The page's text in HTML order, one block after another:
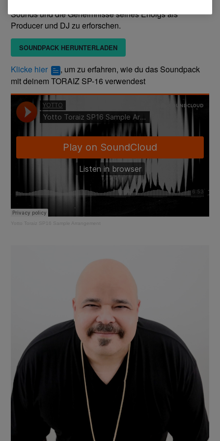
Sounds und die Geheimnisse seines Erfolgs als
Producer und DJ zu erforschen.
SOUNDPACK HERUNTERLADEN
Klicke hier
, um zu erfahren, wie du das Soundpack
mit deinem TORAIZ SP-16 verwendest
Yotto Toraiz SP16 Sample Arrangement